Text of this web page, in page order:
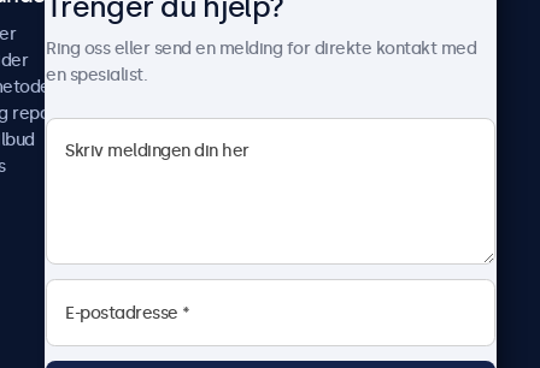
reparer
Nyheter & oppdateringer
Jobb med oss
Betingelser og vilkår
Ring oss eller send en melding for direkte kontakt med
en spesialist.